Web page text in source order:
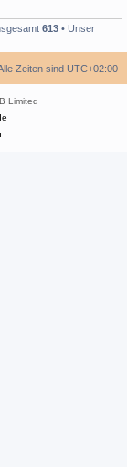
613 • Unser
Zeiten sind UTC+02:00
Limited